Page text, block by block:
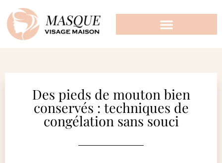
Des pieds de mouton bien
conservés : techniques de
congélation sans souci